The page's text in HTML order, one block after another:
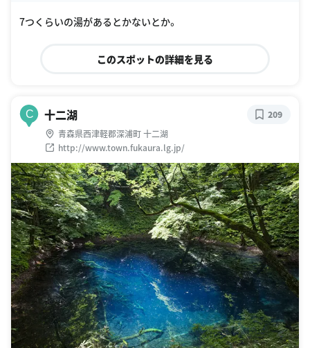
7つくらいの湯があるとかないとか。
このスポットの詳細を見る
C 十二湖
青森県西津軽郡深浦町 十二湖
http://www.town.fukaura.lg.jp/
209